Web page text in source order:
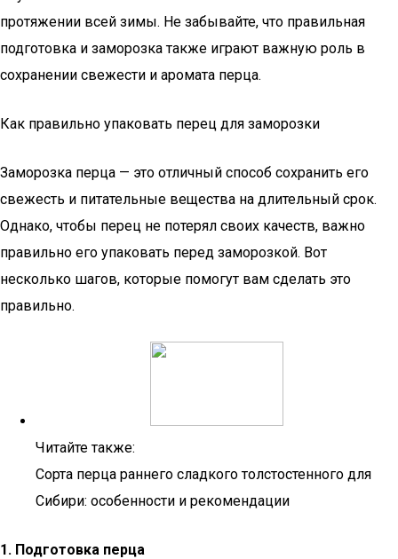
протяжении всей зимы. Не забывайте, что правильная
подготовка и заморозка также играют важную роль в
сохранении свежести и аромата перца.
Как правильно упаковать перец для заморозки
Заморозка перца — это отличный способ сохранить его
свежесть и питательные вещества на длительный срок.
Однако, чтобы перец не потерял своих качеств, важно
правильно его упаковать перед заморозкой. Вот
несколько шагов, которые помогут вам сделать это
правильно.
Читайте также:
Сорта перца раннего сладкого толстостенного для
Сибири: особенности и рекомендации
1. Подготовка перца